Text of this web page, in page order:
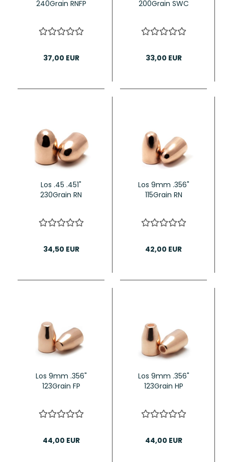
240Grain RNFP
37,00 EUR
200Grain SWC
33,00 EUR
Los .45 .451"
230Grain RN
34,50 EUR
Los 9mm .356"
115Grain RN
42,00 EUR
Los 9mm .356"
123Grain FP
44,00 EUR
Los 9mm .356"
123Grain HP
44,00 EUR